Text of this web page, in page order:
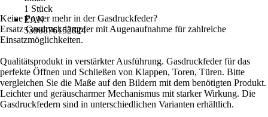
1 Stück
EAN
5390876152824
Keine Power mehr in der Gasdruckfeder?
Ersatz Gasdruckdämpfer mit Augenaufnahme für zahlreiche
Einsatzmöglichkeiten.
Qualitätsprodukt in verstärkter Ausführung. Gasdruckfeder für das
perfekte Öffnen und Schließen von Klappen, Toren, Türen. Bitte
vergleichen Sie die Maße auf den Bildern mit dem benötigten Produkt.
Leichter und geräuscharmer Mechanismus mit starker Wirkung. Die
Gasdruckfedern sind in unterschiedlichen Varianten erhältlich.